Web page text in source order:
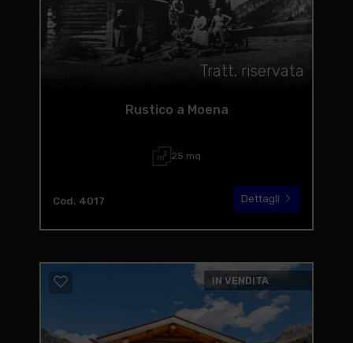
Tratt. riservata
Rustico a Moena
25 mq
Cod. 4017 Dettagli
IN VENDITA